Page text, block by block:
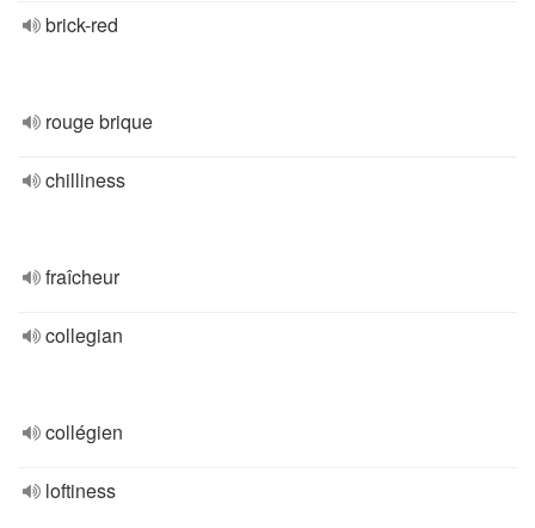
brick-red
rouge brique
chilliness
fraîcheur
collegian
collégien
loftiness